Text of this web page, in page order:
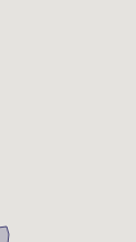
Влезте с